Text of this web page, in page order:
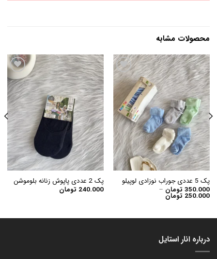
محصولات مشابه
افزودن
به
علاقه
مندی
ها
پک 5 عددی جوراب نوزادی لوپیلو
350.000 تومان –
250.000 تومانPrice
range:
350.000 تومان
افزودن
به
علاقه
مندی
ها
پک 2 عددی پاپوش زنانه بلوموشن
240.000 تومان
درباره انار استایل